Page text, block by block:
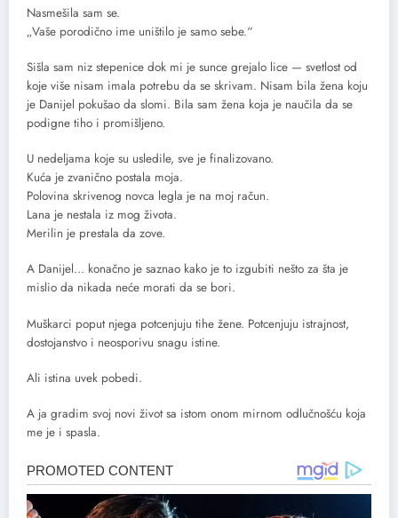
Nasmešila sam se.
„Vaše porodično ime uništilo je samo sebe.“
Sišla sam niz stepenice dok mi je sunce grejalo lice — svetlost od
koje više nisam imala potrebu da se skrivam. Nisam bila žena koju
je Danijel pokušao da slomi. Bila sam žena koja je naučila da se
podigne tiho i promišljeno.
U nedeljama koje su usledile, sve je finalizovano.
Kuća je zvanično postala moja.
Polovina skrivenog novca legla je na moj račun.
Lana je nestala iz mog života.
Merilin je prestala da zove.
A Danijel… konačno je saznao kako je to izgubiti nešto za šta je
mislio da nikada neće morati da se bori.
Muškarci poput njega potcenjuju tihe žene. Potcenjuju istrajnost,
dostojanstvo i neosporivu snagu istine.
Ali istina uvek pobedi.
A ja gradim svoj novi život sa istom onom mirnom odlučnošću koja
me je i spasla.